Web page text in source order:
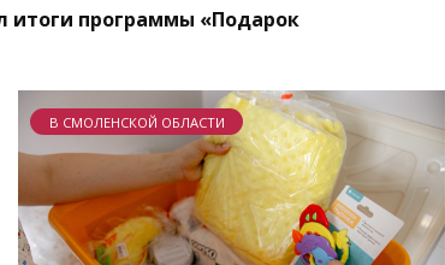
итоги программы «Подарок
В СМОЛЕНСКОЙ ОБЛАСТИ